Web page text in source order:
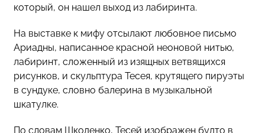
который, он нашел выход из лабиринта.
На выставке к мифу отсылают любовное письмо
Ариадны, написанное красной неоновой нитью,
лабиринт, сложенный из изящных ветвящихся
рисунков, и скульптура Тесея, крутящего пируэты
в сундуке, словно балерина в музыкальной
шкатулке.
По словам Шкоденко, Тесей изображен будто в